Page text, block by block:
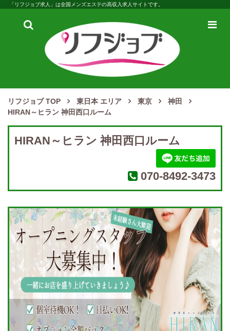
「リフジョブ求人」は全国メンズエステの高収入求人サイトです。
検
メ
リフジョブ TOP 東日本 エリア 東京
神田
HIRAN～ヒラン 神田西口ルーム
HIRAN～ヒラン 神田西口ルーム
070-8492-3473